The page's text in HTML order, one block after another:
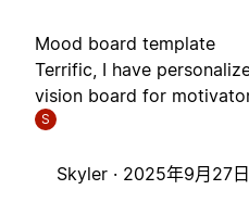
Mood board template
Terrific, I have
vision board for
S
Skyler · 2025年9月27日